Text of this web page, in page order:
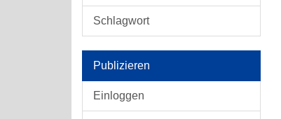
Schlagwort
Publizieren
Einloggen